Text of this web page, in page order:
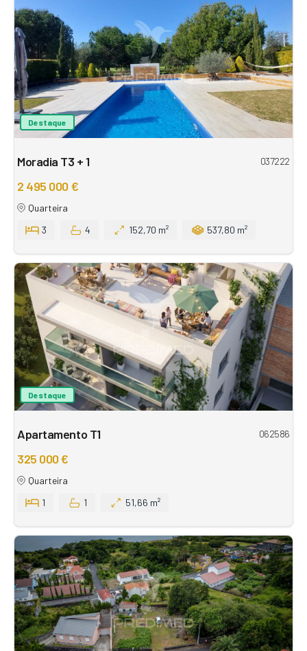
Destaque
Moradia T3 + 1 037222
2 495 000 €
Quarteira
3
4 152,70 m² 537,80 m²
Destaque
Apartamento T1 062586
325 000 €
Quarteira
1
1 51,66 m²